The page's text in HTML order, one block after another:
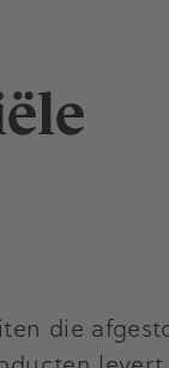
die